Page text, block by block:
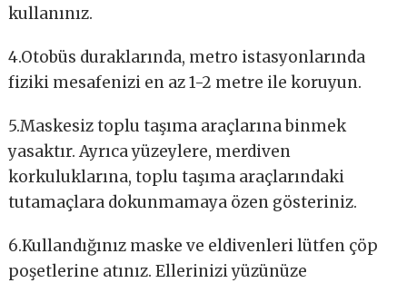
kullanınız.
4.Otobüs duraklarında, metro istasyonlarında
fiziki mesafenizi en az 1-2 metre ile koruyun.
5.Maskesiz toplu taşıma araçlarına binmek
yasaktır. Ayrıca yüzeylere, merdiven
korkuluklarına, toplu taşıma araçlarındaki
tutamaçlara dokunmamaya özen gösteriniz.
6.Kullandığınız maske ve eldivenleri lütfen çöp
poşetlerine atınız. Ellerinizi yüzünüze